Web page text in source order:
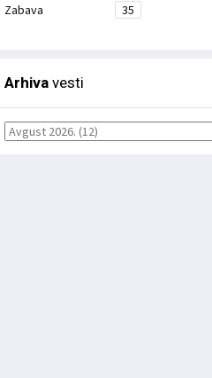
Zabava 35
Arhiva vesti